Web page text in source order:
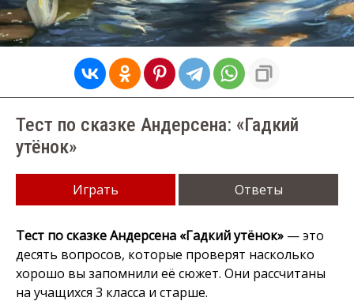
Тест по сказке Андерсена: «Гадкий
утёнок»
Играть Ответы
Тест по сказке Андерсена «Гадкий утёнок» — это
десять вопросов, которые проверят насколько
хорошо вы запомнили её сюжет. Они рассчитаны
на учащихся 3 класса и старше.